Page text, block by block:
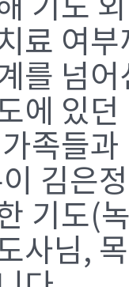
기도
료 여
를 넘
에 있
족들
김은
기도(
사님,